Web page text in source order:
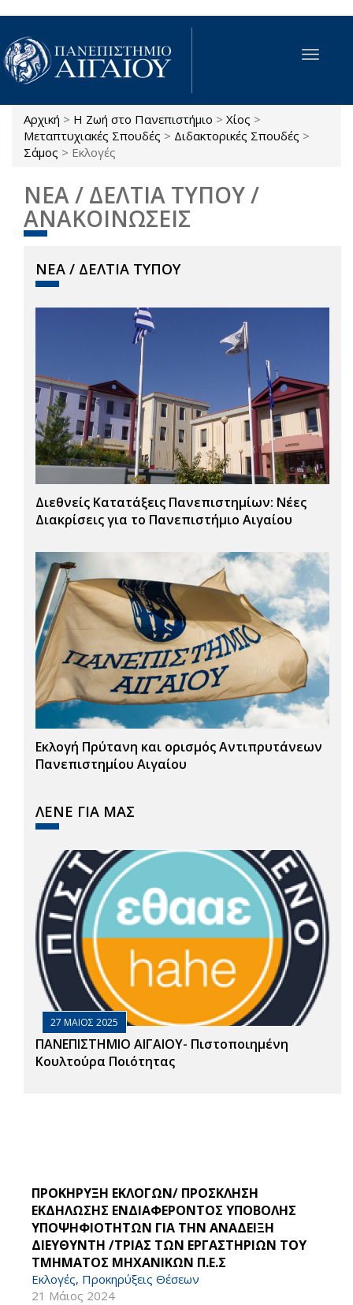
Παράκαμψη προς το κυρίως περιεχόμενο
Toggle
Είστε εδώ
Αρχική > Η Ζωή στο Πανεπιστήμιο > Χίος >
Μεταπτυχιακές Σπουδές > Διδακτορικές Σπουδές >
Σάμος > Εκλογές
ΝΕΑ / ΔΕΛΤΙΑ ΤΥΠΟΥ /
ΑΝΑΚΟΙΝΩΣΕΙΣ
ΝΕΑ / ΔΕΛΤΙΑ ΤΥΠΟΥ
Διεθνείς Κατατάξεις Πανεπιστημίων: Νέες
Διακρίσεις για το Πανεπιστήμιο Αιγαίου
Εκλογή Πρύτανη και ορισμός Αντιπρυτάνεων
Πανεπιστημίου Αιγαίου
ΛΕΝΕ ΓΙΑ ΜΑΣ
27 ΜΑΙΟΣ 2025
ΠΑΝΕΠΙΣΤΗΜΙΟ ΑΙΓΑΙΟΥ- Πιστοποιημένη
Κουλτούρα Ποιότητας
ΠΡΟΚΗΡΥΞΗ ΕΚΛΟΓΩΝ/ ΠΡΟΣΚΛΗΣΗ
ΕΚΔΗΛΩΣΗΣ ΕΝΔΙΑΦΕΡΟΝΤΟΣ ΥΠΟΒΟΛΗΣ
ΥΠΟΨΗΦΙΟΤΗΤΩΝ ΓΙΑ ΤΗΝ ΑΝΑΔΕΙΞΗ
ΔΙΕΥΘΥΝΤΗ /ΤΡΙΑΣ ΤΩΝ ΕΡΓΑΣΤΗΡΙΩΝ ΤΟΥ
ΤΜΗΜΑΤΟΣ ΜΗΧΑΝΙΚΩΝ Π.Ε.Σ
Εκλογές, Προκηρύξεις Θέσεων
21 Μάιος 2024